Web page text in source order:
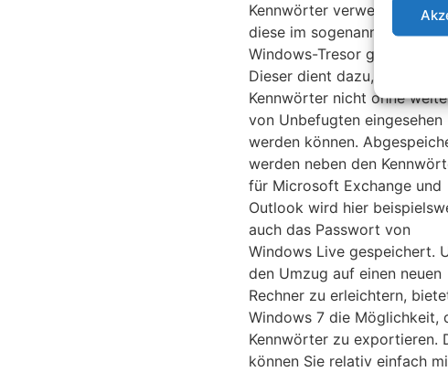
Kennwörter verwenden,
diese im sogenannten
Windows-Tresor gespeichert.
Dieser dient dazu, dass
Kennwörter nicht ohne
von Unbefugten eingesehen
werden können.
werden neben den
für Microsoft Exchange und
Outlook wird hier
auch das Passwort von
Windows Live gespeichert.
den Umzug auf einen neuen
Rechner zu erleichtern,
Windows 7 die Möglichkeit,
Kennwörter zu exportieren.
können Sie relativ einfach